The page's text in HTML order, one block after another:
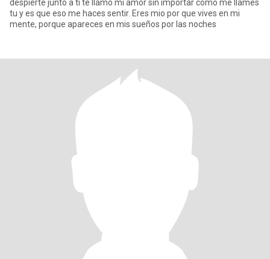
despierte junto a ti te llamo mi amor sin importar como me llames
tu y es que eso me haces sentir. Eres mio por que vives en mi
mente, porque apareces en mis sueños por las noches